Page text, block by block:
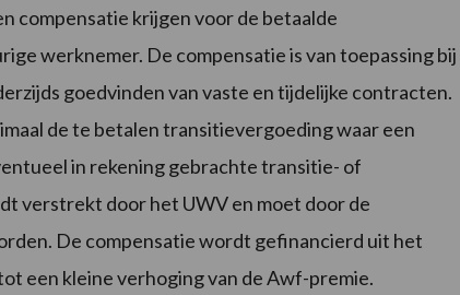
compensatie krijgen voor de betaalde
werknemer. De compensatie is van toepassing bij
goedvinden van vaste en tijdelijke contracten.
de te betalen transitievergoeding waar een
in rekening gebrachte transitie- of
verstrekt door het UWV en moet door de
De compensatie wordt gefinancierd uit het
een kleine verhoging van de Awf-premie.